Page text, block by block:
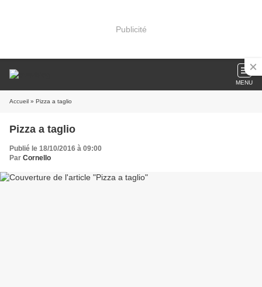
Publicité
MENU
Accueil » Pizza a taglio
Pizza a taglio
Publié le 18/10/2016 à 09:00
Par Cornello